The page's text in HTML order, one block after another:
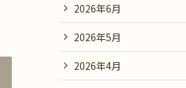
2026年6月
2026年5月
2026年4月